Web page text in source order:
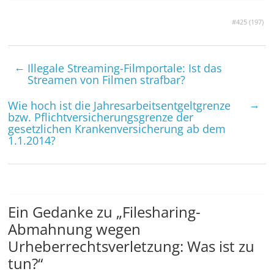
#425 (197)
← Illegale Streaming-Filmportale: Ist das
Streamen von Filmen strafbar?
Wie hoch ist die Jahresarbeitsentgeltgrenze
bzw. Pflichtversicherungsgrenze der
gesetzlichen Krankenversicherung ab dem
1.1.2014?
→
Ein Gedanke zu „Filesharing-
Abmahnung wegen
Urheberrechtsverletzung: Was ist zu
tun?“